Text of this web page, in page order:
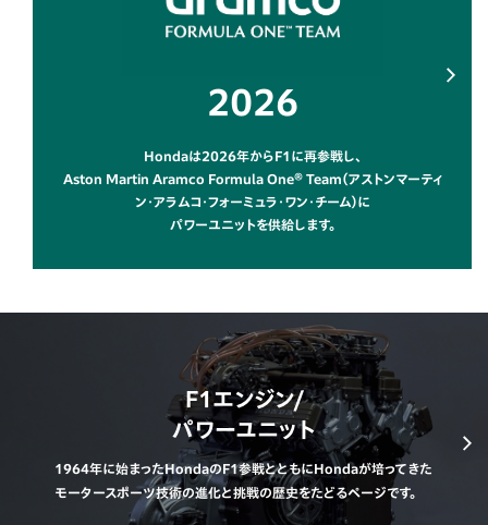
2026
Hondaは2026年からF1に再参戦し、
Aston Martin Aramco Formula One® Team（アストンマーティ
ン・アラムコ・フォーミュラ・ワン・チーム）に
パワーユニットを供給します。
F1エンジン/
パワーユニット
1964年に始まったHondaのF1参戦とともにHondaが培ってきた
モータースポーツ技術の進化と挑戦の歴史をたどるページです。